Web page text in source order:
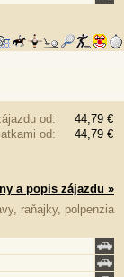
od:
44,79 €
od:
44,79 €
a popis zájazdu »
raňajky, polpenzia